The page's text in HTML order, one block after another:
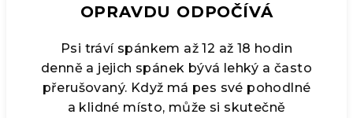
OPRAVDU ODPOČÍVÁ
Psi tráví spánkem až 12 až 18 hodin
denně a jejich spánek bývá lehký a často
přerušovaný. Když má pes své pohodlné
a klidné místo, může si skutečně